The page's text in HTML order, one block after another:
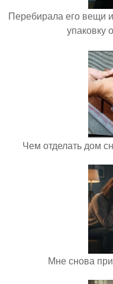
Перебирала его вещи
упаковку
Чем отделать дом
Мне снова